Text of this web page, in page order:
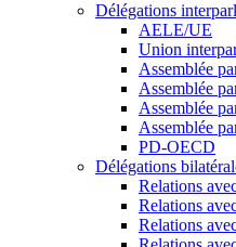
Délégations
AELE/UE
Union
Assemblée
Assemblée
Assemblée
Assemblée
PD-OECD
Délégations
Relations
Relations
Relations